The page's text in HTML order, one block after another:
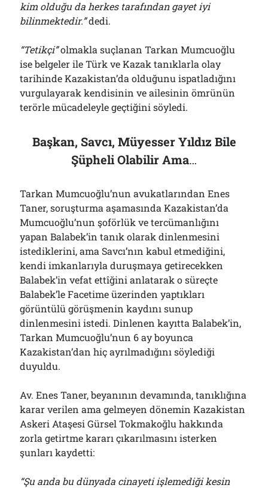
kim olduğu da herkes tarafından gayet iyi
bilinmektedir.”dedi.
“Tetikçi”olmakla suçlanan Tarkan Mumcuoğlu
ise belgeler ile Türk ve Kazak tanıklarla olay
tarihinde Kazakistan’da olduğunu ispatladığını
vurgulayarak kendisinin ve ailesinin ömrünün
terörle mücadeleyle geçtiğini söyledi.
Başkan, Savcı, Müyesser Yıldız Bile
Şüpheli Olabilir Ama…
Tarkan Mumcuoğlu’nun avukatlarından Enes
Taner, soruşturma aşamasında Kazakistan’da
Mumcuoğlu’nun şoförlük ve tercümanlığını
yapan Balabek’in tanık olarak dinlenmesini
istediklerini, ama Savcı’nın kabul etmediğini,
kendi imkanlarıyla duruşmaya getirecekken
Balabek’in vefat ettîğini anlatarak o süreçte
Balabek’le Facetime üzerinden yaptıkları
görüntülü görüşmenin kaydını sunup
dinlenmesini istedi. Dinlenen kayıtta Balabek’in,
Tarkan Mumcuoğlu’nun 6 ay boyunca
Kazakistan’dan hiç ayrılmadığını söylediği
duyuldu.
Av. Enes Taner, beyanının devamında, tanıklığına
karar verilen ama gelmeyen dönemin Kazakistan
Askeri Ataşesi Gürsel Tokmakoğlu hakkında
zorla getirtme kararı çıkarılmasını isterken
şunları kaydetti:
“Şu anda bu dünyada cinayeti işlemediği kesin